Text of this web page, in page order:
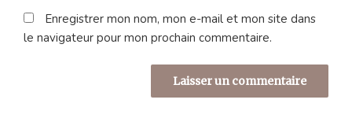
Enregistrer mon nom, mon e-mail et mon site dans
le navigateur pour mon prochain commentaire.